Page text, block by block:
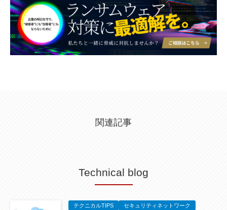
関連記事
Technical blog
テクニカルTIPS セキュリティネットワーク